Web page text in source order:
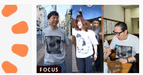
FOCUS